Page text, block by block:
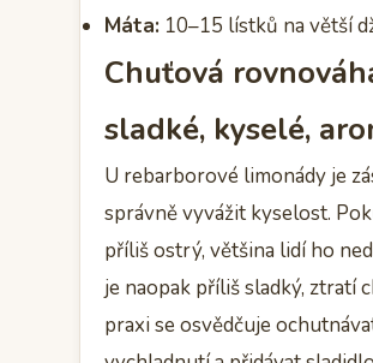
Máta: 10–15 lístků na větší
Chuťová
sladké, kyselé,
U rebarborové limonády je
správně vyvážit kyselost.
příliš ostrý, většina lidí ho
je naopak příliš sladký, ztratí
praxi se osvědčuje